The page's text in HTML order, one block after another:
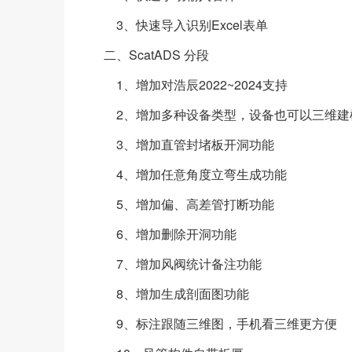
3、快速导入识别Excel表单
二、ScatADS 分段
1、增加对浩辰2022~2024支持
2、增加多种设备类型，设备也可以三维
3、增加直管封堵板开洞功能
4、增加任意角度立弯生成功能
5、增加偏、高差管打断功能
6、增加删除开洞功能
7、增加风阀统计备注功能
8、增加生成剖面图功能
9、标注跟随三维图，手机看三维更方便